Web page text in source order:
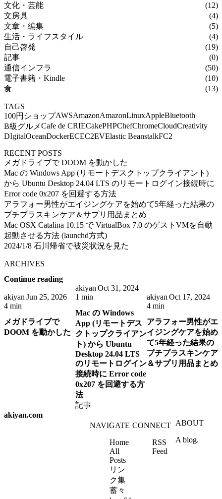
文化・芸能
(12)
文房具
(4)
文章・編集
(5)
生活・ライフスタイル
(4)
自己啓発
(19)
記事
(0)
通信インフラ
(50)
電子書籍・Kindle
(10)
食
(13)
TAGS
100円ショップAWSAmazonAmazonLinuxAppleBluetooth
B級グルメCafe de CRIECakePHPChefChromeCloudCreativity
DIgitalOceanDockerECEC2EVElastic BeanstalkFC2
RECENT POSTS
メガドライブで DOOM を動かした
Mac の Windows App (リモートデスクトップクライアント)
から Ubuntu Desktop 24.04 LTS のリモートログイン接続時に
Error code 0x207 を回避する方法
アラフォー男性がエイジングケアを始めて5年経った結果の
プチプラスキンケア＆サプリ用品まとめ
Mac OSX Catalina 10.15 で VirtualBox 7.0 のゲストVMを自動
起動させる方法 (launchd方式)
2024/1/8 石川帰省で被災状況を見た
ARCHIVES
Continue reading
akiyan Jun 25, 2026
4 min
メガドライブで
DOOM を動かした
akiyan Oct 31, 2024
1 min
Mac の Windows
App (リモートデス
クトップクライアン
ト) から Ubuntu
Desktop 24.04 LTS
のリモートログイン
接続時に Error code
0x207 を回避する方
法
記事
akiyan Oct 17, 2024
4 min
アラフォー男性がエ
イジングケアを始め
て5年経った結果の
プチプラスキンケア
＆サプリ用品まとめ
akiyan.com
NAVIGATE
Home
All
Posts
リン
ク集
蓄々
CONNECT
RSS
Feed
ABOUT
A blog.